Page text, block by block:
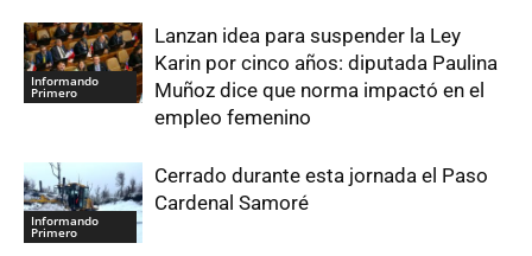
Informando
Primero
Lanzan idea para suspender la Ley
Karin por cinco años: diputada Paulina
Muñoz dice que norma impactó en el
empleo femenino
Informando
Primero
Cerrado durante esta jornada el Paso
Cardenal Samoré